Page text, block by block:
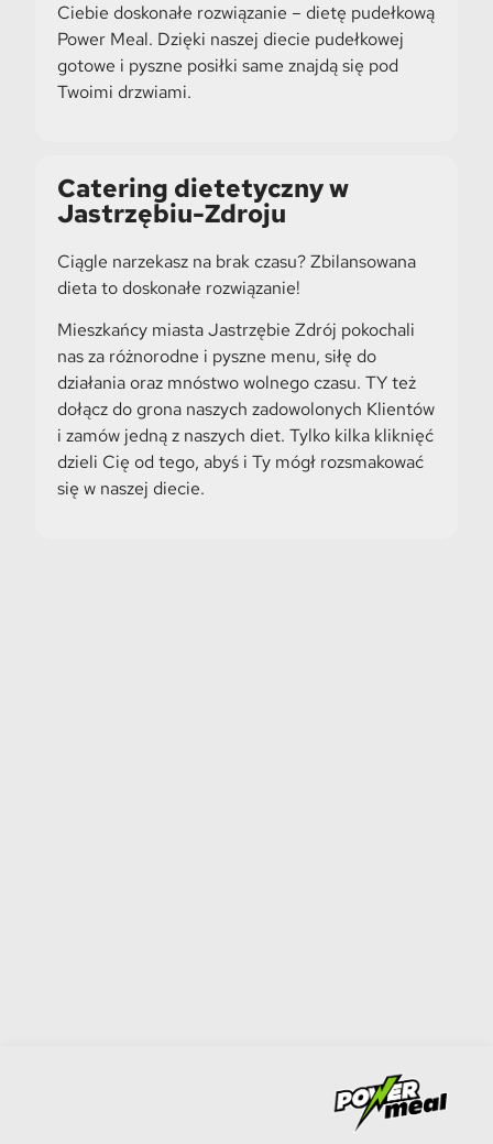
Ciebie doskonałe rozwiązanie – dietę pudełkową
Power Meal. Dzięki naszej diecie pudełkowej
gotowe i pyszne posiłki same znajdą się pod
Twoimi drzwiami.
Catering dietetyczny w
Jastrzębiu-Zdroju
Ciągle narzekasz na brak czasu? Zbilansowana
dieta to doskonałe rozwiązanie!
Mieszkańcy miasta Jastrzębie Zdrój pokochali
nas za różnorodne i pyszne menu, siłę do
działania oraz mnóstwo wolnego czasu. TY też
dołącz do grona naszych zadowolonych Klientów
i zamów jedną z naszych diet. Tylko kilka kliknięć
dzieli Cię od tego, abyś i Ty mógł rozsmakować
się w naszej diecie.